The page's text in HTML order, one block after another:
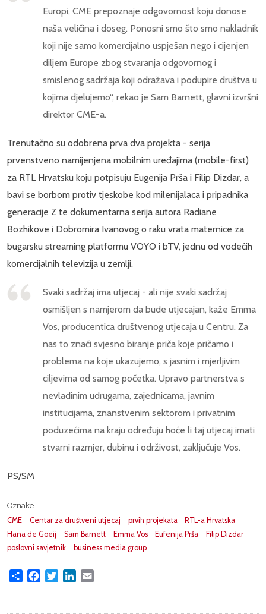
Europi, CME prepoznaje odgovornost koju donose
naša veličina i doseg. Ponosni smo što smo nakladnik
koji nije samo komercijalno uspješan nego i cijenjen
diljem Europe zbog stvaranja odgovornog i
smislenog sadržaja koji odražava i podupire društva u
kojima djelujemo“, rekao je Sam Barnett, glavni izvršni
direktor CME-a.
Trenutačno su odobrena prva dva projekta - serija
prvenstveno namijenjena mobilnim uređajima (mobile-first)
za RTL Hrvatsku koju potpisuju Eugenija Prša i Filip Dizdar, a
bavi se borbom protiv tjeskobe kod milenijalaca i pripadnika
generacije Z te dokumentarna serija autora Radiane
Bozhikove i Dobromira Ivanovog o raku vrata maternice za
bugarsku streaming platformu VOYO i bTV, jednu od vodećih
komercijalnih televizija u zemlji.
Svaki sadržaj ima utjecaj - ali nije svaki sadržaj
osmišljen s namjerom da bude utjecajan, kaže Emma
Vos, producentica društvenog utjecaja u Centru. Za
nas to znači svjesno biranje priča koje pričamo i
problema na koje ukazujemo, s jasnim i mjerljivim
ciljevima od samog početka. Upravo partnerstva s
nevladinim udrugama, zajednicama, javnim
institucijama, znanstvenim sektorom i privatnim
poduzećima na kraju određuju hoće li taj utjecaj imati
stvarni razmjer, dubinu i održivost, zaključuje Vos.
PS/SM
Oznake
CME
Centar za društveni utjecaj prvih projekata
RTL-a Hrvatska
Hana de Goeij
Sam Barnett Emma Vos Eufenija Prša
Filip Dizdar
poslovni savjetnik
business media group
Share FacebookTwitterLinkedIn